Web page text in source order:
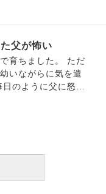
文句を言ったそうで
度が悪いのは反省
するにはどうしたら
私の声両方が聞き取
静かになってから話
ゃべりだしたんだよ
っと働いてきている
るのが大変でした。
ていますが，そんな
います。 自分は２
社員として働けと
も生きているの
い態度を取って生き
いです。
父が怖い
育ちました。 ただ
いながらに気を遣
げるのか、お母さ
守らなきゃと思いま